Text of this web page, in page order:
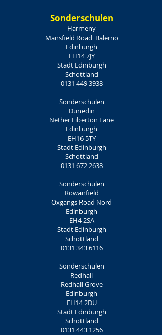
Sonderschulen
Harmeny
Mansfield Road Balerno
Edinburgh
EH14 7JY
Stadt Edinburgh
Schottland
0131 449 3938
Sonderschulen
Dunedin
Nether Liberton Lane
Edinburgh
EH16 5TY
Stadt Edinburgh
Schottland
0131 672 2638
Sonderschulen
Rowanfield
Oxgangs Road Nord
Edinburgh
EH4 2SA
Stadt Edinburgh
Schottland
0131 343 6116
Sonderschulen
Redhall
Redhall Grove
Edinburgh
EH14 2DU
Stadt Edinburgh
Schottland
0131 443 1256